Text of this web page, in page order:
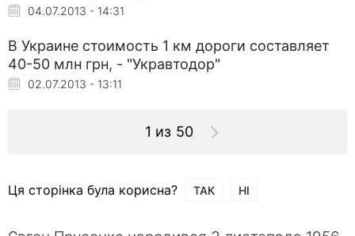
04.07.2013 - 14:31
В Украине стоимость 1 км дороги составляет
40-50 млн грн, - "Укравтодор"
02.07.2013 - 13:11
1 из 50
Ця сторінка була корисна? ТАК НІ